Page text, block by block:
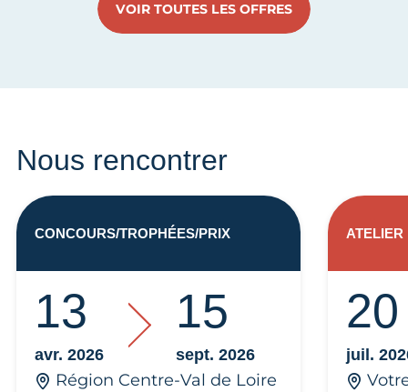
VOIR TOUTES LES OFFRES
Nous rencontrer
13
avr. 2026
15
sept. 2026
Région Centre-Val de Loire
CONCOURS/TROPHÉES/PRIX
20
juil.
ATELIER